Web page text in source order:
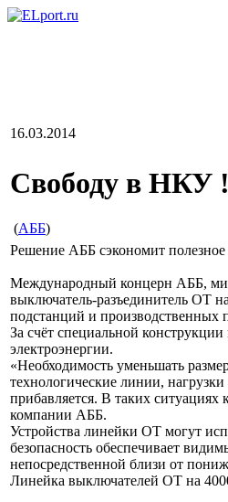
16.03.2014
Свободу в НКУ !
(АББ)
Решение АББ сэкономит полезное
Международный концерн АББ,
выключатель-разъединитель OT
подстанций и производственных
За счёт специальной
электроэнергии.
«Необходимость уменьшать
технологические линии,
прибавляется. В таких
компании АББ.
Устройства линейки ОТ могут
безопасность обеспечивает
непосредственной близи от
Линейка выключателей ОТ на